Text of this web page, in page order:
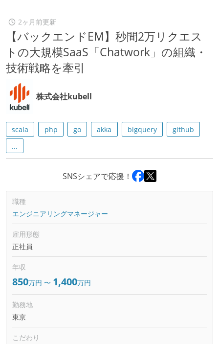
2ヶ月前更新
【バックエンドEM】秒間2万リクエス
トの大規模SaaS「Chatwork」の組織・
技術戦略を牽引
株式会社kubell
scala php go akka bigquery
github
...
SNSシェアで応援！
職種
エンジニアリングマネージャー
雇用形態
正社員
年収
850万円 〜 1,400万円
勤務地
東京
こだわり